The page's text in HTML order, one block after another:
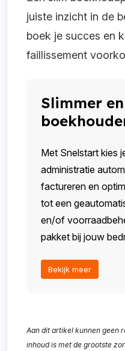
juiste inzicht in de
boek je succes en
faillissement
Slimmer
Met Snelstart kies
administratie
factureren en
tot een
en/of
pakket bij jouw
Bekijk meer
Aan dit artikel kunnen geen
inhoud is met de grootste